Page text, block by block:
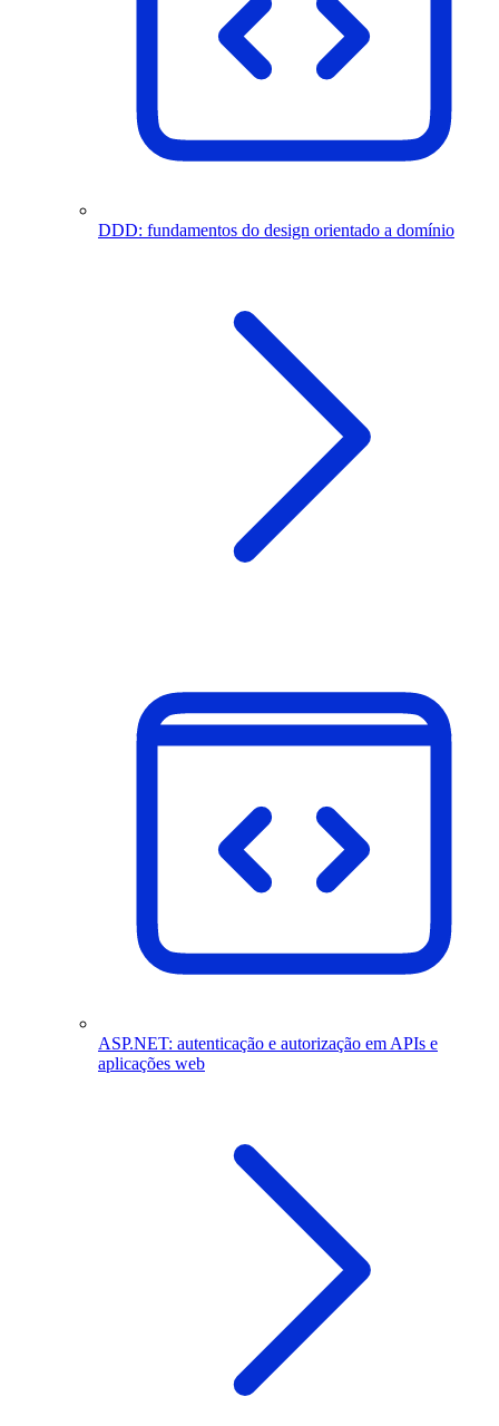
DDD: fundamentos do design orientado a domínio
ASP.NET: autenticação e autorização em APIs e
aplicações web